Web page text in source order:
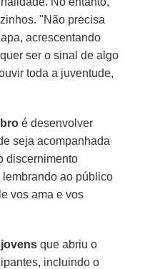
"Não precisa
acrescentando
ser o sinal de algo
toda a juventude,
é desenvolver
seja acompanhada
discernimento
lembrando ao público
vos ama e vos
jovens que abriu o
incluindo o